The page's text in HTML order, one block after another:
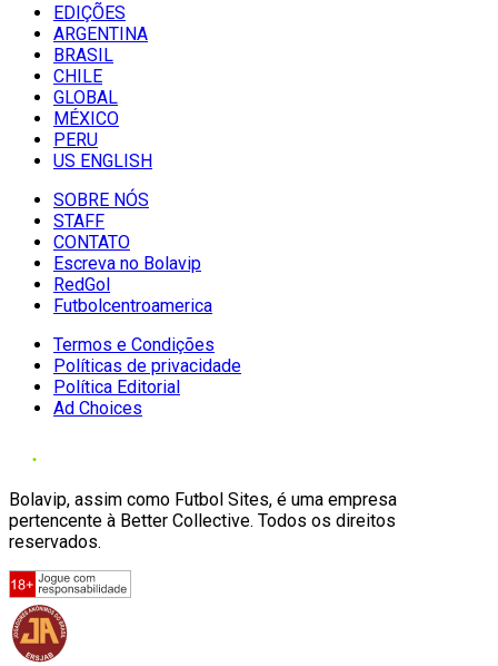
EDIÇÕES
ARGENTINA
BRASIL
CHILE
GLOBAL
MÉXICO
PERU
US ENGLISH
SOBRE NÓS
STAFF
CONTATO
Escreva no Bolavip
RedGol
Futbolcentroamerica
Termos e Condições
Políticas de privacidade
Política Editorial
Ad Choices
Bolavip, assim como Futbol Sites, é uma empresa
pertencente à Better Collective. Todos os direitos
reservados.